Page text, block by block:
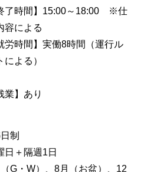
了時間】15:00～18:00 ※仕
容による
労時間】実働8時間（運行ル
による）
業】あり
制
日＋隔週1日
G・W）、8月（お盆）、12